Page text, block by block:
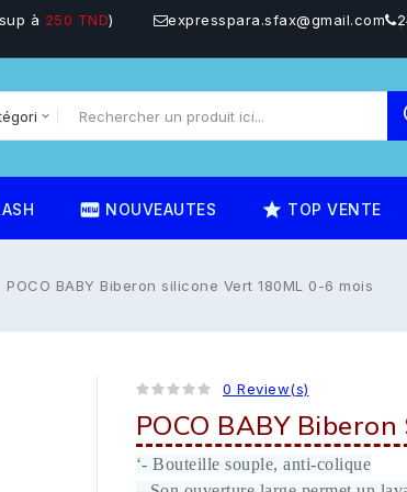
à 250 TND)
expresspara.sfax@gmail.com
fiber_new NOUVEAUTES star_rate
TOP VENTE
POCO BABY Biberon silicone Vert 180ML 0-6 mois
0 Review(s)
POCO BABY
‘- Bouteille souple, anti-colique